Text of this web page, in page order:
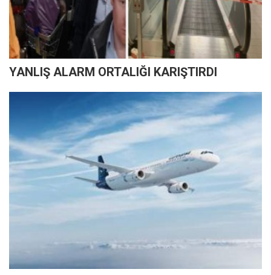
YANLIŞ ALARM ORTALIĞI KARIŞTIRDI